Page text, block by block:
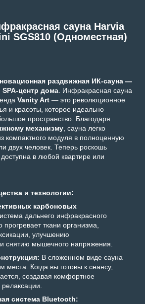
сауна Harvia
SGS810 (Одноместная)
раздвижная ИК-сауна —
центр дома. Инфракрасная сауна
Vanity Art — это революционное
и красоты, которое идеально
пространство. Благодаря
механизму, сауна легко
компактного модуля в полноценную
двух человек. Теперь роскошь
в любой квартире или
и технологии:
карбоновых
дальнего инфракрасного
прогревает ткани организма,
улучшению
снятию мышечного напряжения.
В сложенном виде сауна
места. Когда вы готовы к сеансу,
создавая комфортное
релаксации.
система Bluetooth: